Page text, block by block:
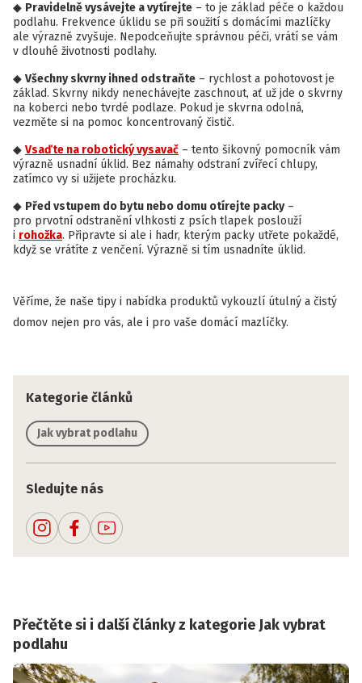
Pravidelně vysávejte a vytírejte – to je základ péče o každou
podlahu. Frekvence úklidu se při soužití s domácími mazlíčky
ale výrazně zvyšuje. Nepodceňujte správnou péči, vrátí se vám
v dlouhé životnosti podlahy.
Všechny skvrny ihned odstraňte – rychlost a pohotovost je
základ. Skvrny nikdy nenechávejte zaschnout, ať už jde o skvrny
na koberci nebo tvrdé podlaze. Pokud je skvrna odolná,
vezměte si na pomoc koncentrovaný čistič.
Vsaďte na robotický vysavač – tento šikovný pomocník vám
výrazně usnadní úklid. Bez námahy odstraní zvířecí chlupy,
zatímco vy si užijete procházku.
Před vstupem do bytu nebo domu otírejte packy–
pro prvotní odstranění vlhkosti z psích tlapek poslouží
i rohožka. Připravte si ale i hadr, kterým packy utřete pokaždé,
když se vrátíte z venčení. Výrazně si tím usnadníte úklid.
Věříme, že naše tipy i nabídka produktů vykouzlí útulný a čistý
domov nejen pro vás, ale i pro vaše domácí mazlíčky.
Kategorie článků
Jak vybrat podlahu
Sledujte nás
Přečtěte si i další články z kategorie Jak vybrat
podlahu